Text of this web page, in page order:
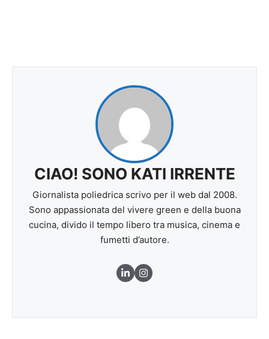
CIAO! SONO KATI IRRENTE
Giornalista poliedrica scrivo per il web dal 2008.
Sono appassionata del vivere green e della buona
cucina, divido il tempo libero tra musica, cinema e
fumetti d’autore.